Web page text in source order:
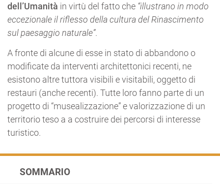
dell’Umanità in virtù del fatto che “illustrano in modo
eccezionale il riflesso della cultura del Rinascimento
sul paesaggio naturale”.
A fronte di alcune di esse in stato di abbandono o
modificate da interventi architettonici recenti, ne
esistono altre tuttora visibili e visitabili, oggetto di
restauri (anche recenti). Tutte loro fanno parte di un
progetto di “musealizzazione” e valorizzazione di un
territorio teso a a costruire dei percorsi di interesse
turistico.
SOMMARIO